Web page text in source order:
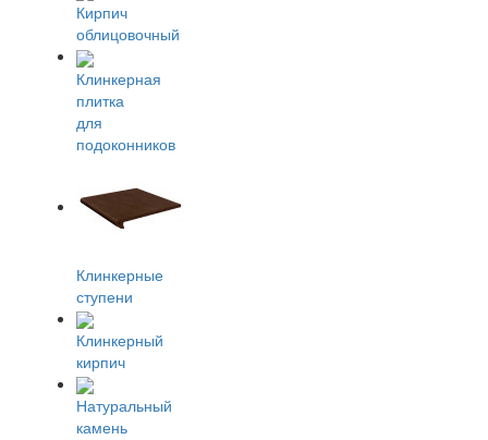
Кирпич
облицовочный
Клинкерная
плитка
для
подоконников
Клинкерные
ступени
Клинкерный
кирпич
Натуральный
камень